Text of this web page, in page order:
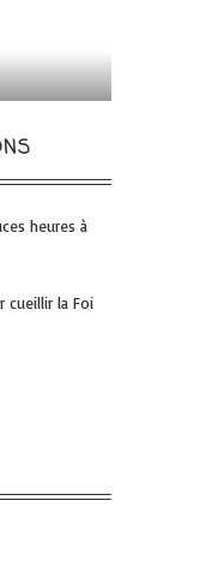
heures à
cueillir la Foi